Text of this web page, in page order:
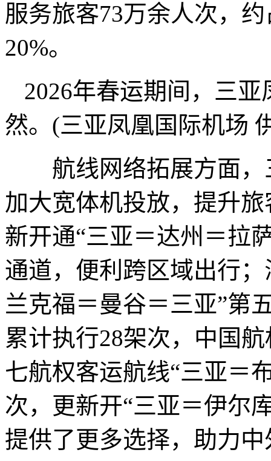
服务旅客73万余人次，
20%。
2026年春运期间，三
然。(三亚凤凰国际机场
航线网络拓展方面，
加大宽体机投放，提升
新开通“三亚＝达州＝拉
通道，便利跨区域出行
兰克福＝曼谷＝三亚”第
累计执行28架次，中国
七航权客运航线“三亚＝
次，更新开“三亚＝伊尔
提供了更多选择，助力